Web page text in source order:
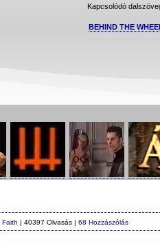
Kapcsolódó
BEHIND THE
Faith | 40397 Olvasás | 68 Hozzászólás